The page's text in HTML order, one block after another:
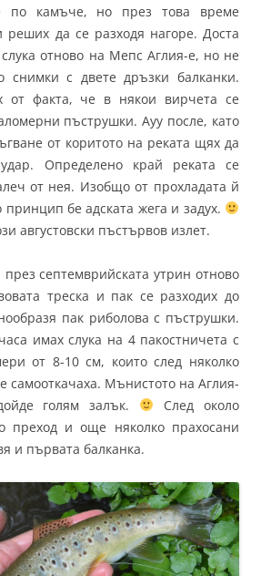
по камъче, но през това време
да се разходя нагоре. Доста
отново на Мепс Аглия-е, но не
снимки с двете дръзки балканки.
от факта, че в някои вирчета се
пъструшки. Ауу после, като
от коритото на реката щях да
Определено край реката се
от нея. Изобщо от прохладата й
бе адската жега и задух.
августовски пъстървов излет.
септемврийската утрин отново
треска и пак се разходих до
пак риболова с пъструшки.
имах слука на 4 пакостничета с
от 8-10 см, които след няколко
самооткачаха. Мънистото на Аглия-
голям залък.
След около
преход и още няколко прахосани
и първата балканка.